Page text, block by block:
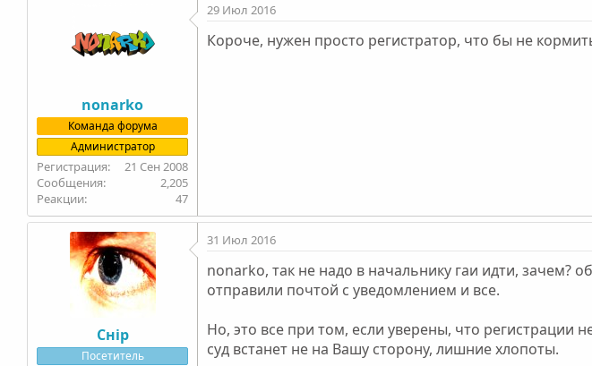
nonarko
Команда форума
Администратор
21 Сен 2008
2,205
47
29 Июл 2016
Короче, нужен просто регистратор, что бы не
Снip
Посетитель
31 Июл 2016
nonarko, так не надо в начальнику гаи идти, зачем?
отправили почтой с уведомлением и все.
Но, это все при том, если уверены, что регистрации
суд встанет не на Вашу сторону, лишние хлопоты.